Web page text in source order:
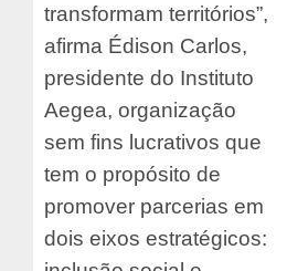
transformam territórios”,
afirma Édison Carlos,
presidente do Instituto
Aegea, organização
sem fins lucrativos que
tem o propósito de
promover parcerias em
dois eixos estratégicos: